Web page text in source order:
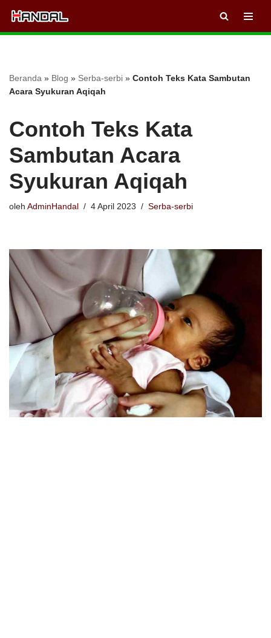
Lompat
Beranda » Blog » Serba-serbi » Contoh Teks Kata Sambutan
Acara Syukuran Aqiqah
Contoh Teks Kata
Sambutan Acara
Syukuran Aqiqah
oleh AdminHandal 4 April 2023 Serba-serbi